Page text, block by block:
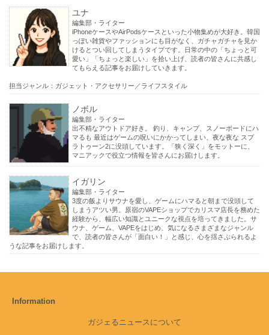
ユナ
編集部・ライター
iPhoneケースやAirPodsケースといった小物集めが大好き。韓国
っぽい雑貨やファッションにも目がなく、ガチャガチャを見か
けるとつい回してしまうタイプです。日常の中の「ちょっと可
愛い」「ちょっと楽しい」を拾い上げ、読者の皆さんに共感し
てもらえる記事をお届けしていきます。
担当ジャンル：ガジェット・アクセサリー／ライフスタイル
ノボル
編集部・ライター
出不精なアウトドア好き。 釣り、キャンプ、スノーボードにハ
マるも 最近はゲームの呪いにかかってしまい、夜な夜な スプ
ラトゥーン2に没頭しています。「狭く深く」をモットーに、
マニアックで役立つ情報を皆さんにお届けします。
イガリン
編集部・ライター
3度の飯よりサウナを愛し、ゲームにハマると朝まで没頭して
しまうアツい男。原宿のVAPEショップでカリスマ店長を務めた
経験から、幅広い知識とユニークな視点を培ってきました。サ
ウナ、ゲーム、VAPEをはじめ、気になるさまざまなジャンル
で、読者の皆さんが「面白い！」と感じ、心を揺さぶられるよ
うな記事をお届けします。
Information
ガジェるニュースについて